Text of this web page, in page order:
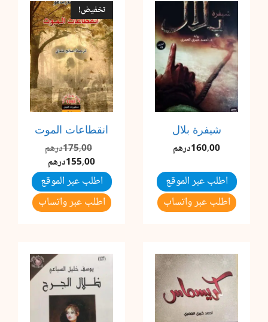
شيفرة بلال
160,00درهم
اطلب عبر الموقع
اطلب عبر واتساب
تخفيض!
انقطاعات الموت
175,00درهمالسعر
هو:
175,00درهم.
155,00درهم
الحالي
هو:
155,00درهم.
اطلب عبر الموقع
اطلب عبر واتساب